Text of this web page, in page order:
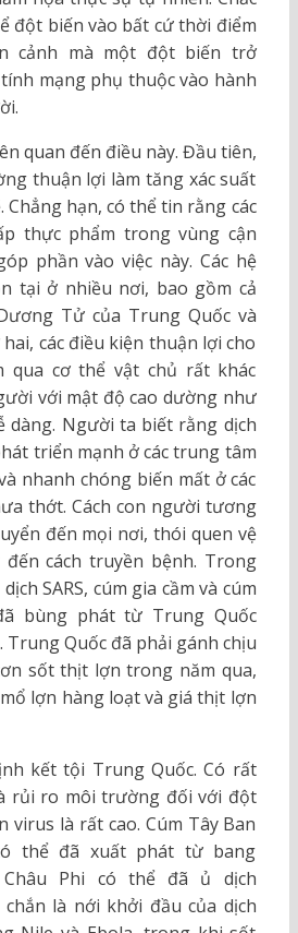
đột biến vào bất cứ thời điểm
cảnh mà một đột biến trở
mạng phụ thuộc vào hành
quan đến điều này. Đầu tiên,
thuận lợi làm tăng xác suất
Chẳng hạn, có thể tin rằng các
thực phẩm trong vùng cận
phần vào việc này. Các hệ
tại ở nhiều nơi, bao gồm cả
Tử của Trung Quốc và
các điều kiện thuận lợi cho
qua cơ thể vật chủ rất khác
với mật độ cao dường như
dàng. Người ta biết rằng dịch
triển mạnh ở các trung tâm
nhanh chóng biến mất ở các
thớt. Cách con người tương
đến mọi nơi, thói quen vệ
cách truyền bệnh. Trong
SARS, cúm gia cầm và cúm
bùng phát từ Trung Quốc
Trung Quốc đã phải gánh chịu
sốt thịt lợn trong năm qua,
lợn hàng loạt và giá thịt lợn
kết tội Trung Quốc. Có rất
rủi ro môi trường đối với đột
virus là rất cao. Cúm Tây Ban
thể đã xuất phát từ bang
Châu Phi có thể đã ủ dịch
chắn là nới khởi đầu của dịch